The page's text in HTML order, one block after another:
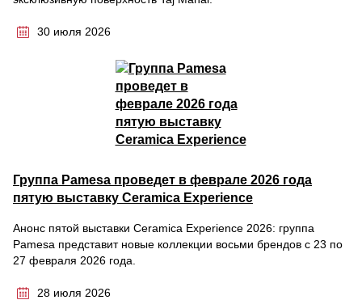
30 июля 2026
Группа Pamesa проведет в феврале 2026 года
пятую выставку Ceramica Experience
Анонс пятой выставки Ceramica Experience 2026: группа
Pamesa представит новые коллекции восьми брендов с 23 по
27 февраля 2026 года.
28 июля 2026